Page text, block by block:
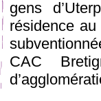
gens
résidence
CAC